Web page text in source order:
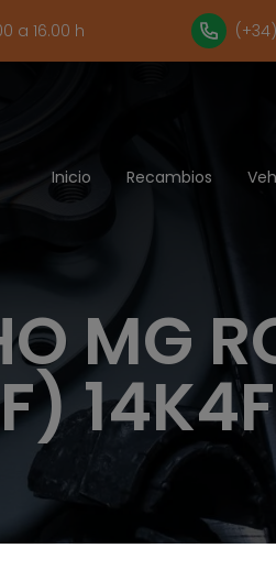
a 16.00 h
Inicio Recambios
MG
14K4F